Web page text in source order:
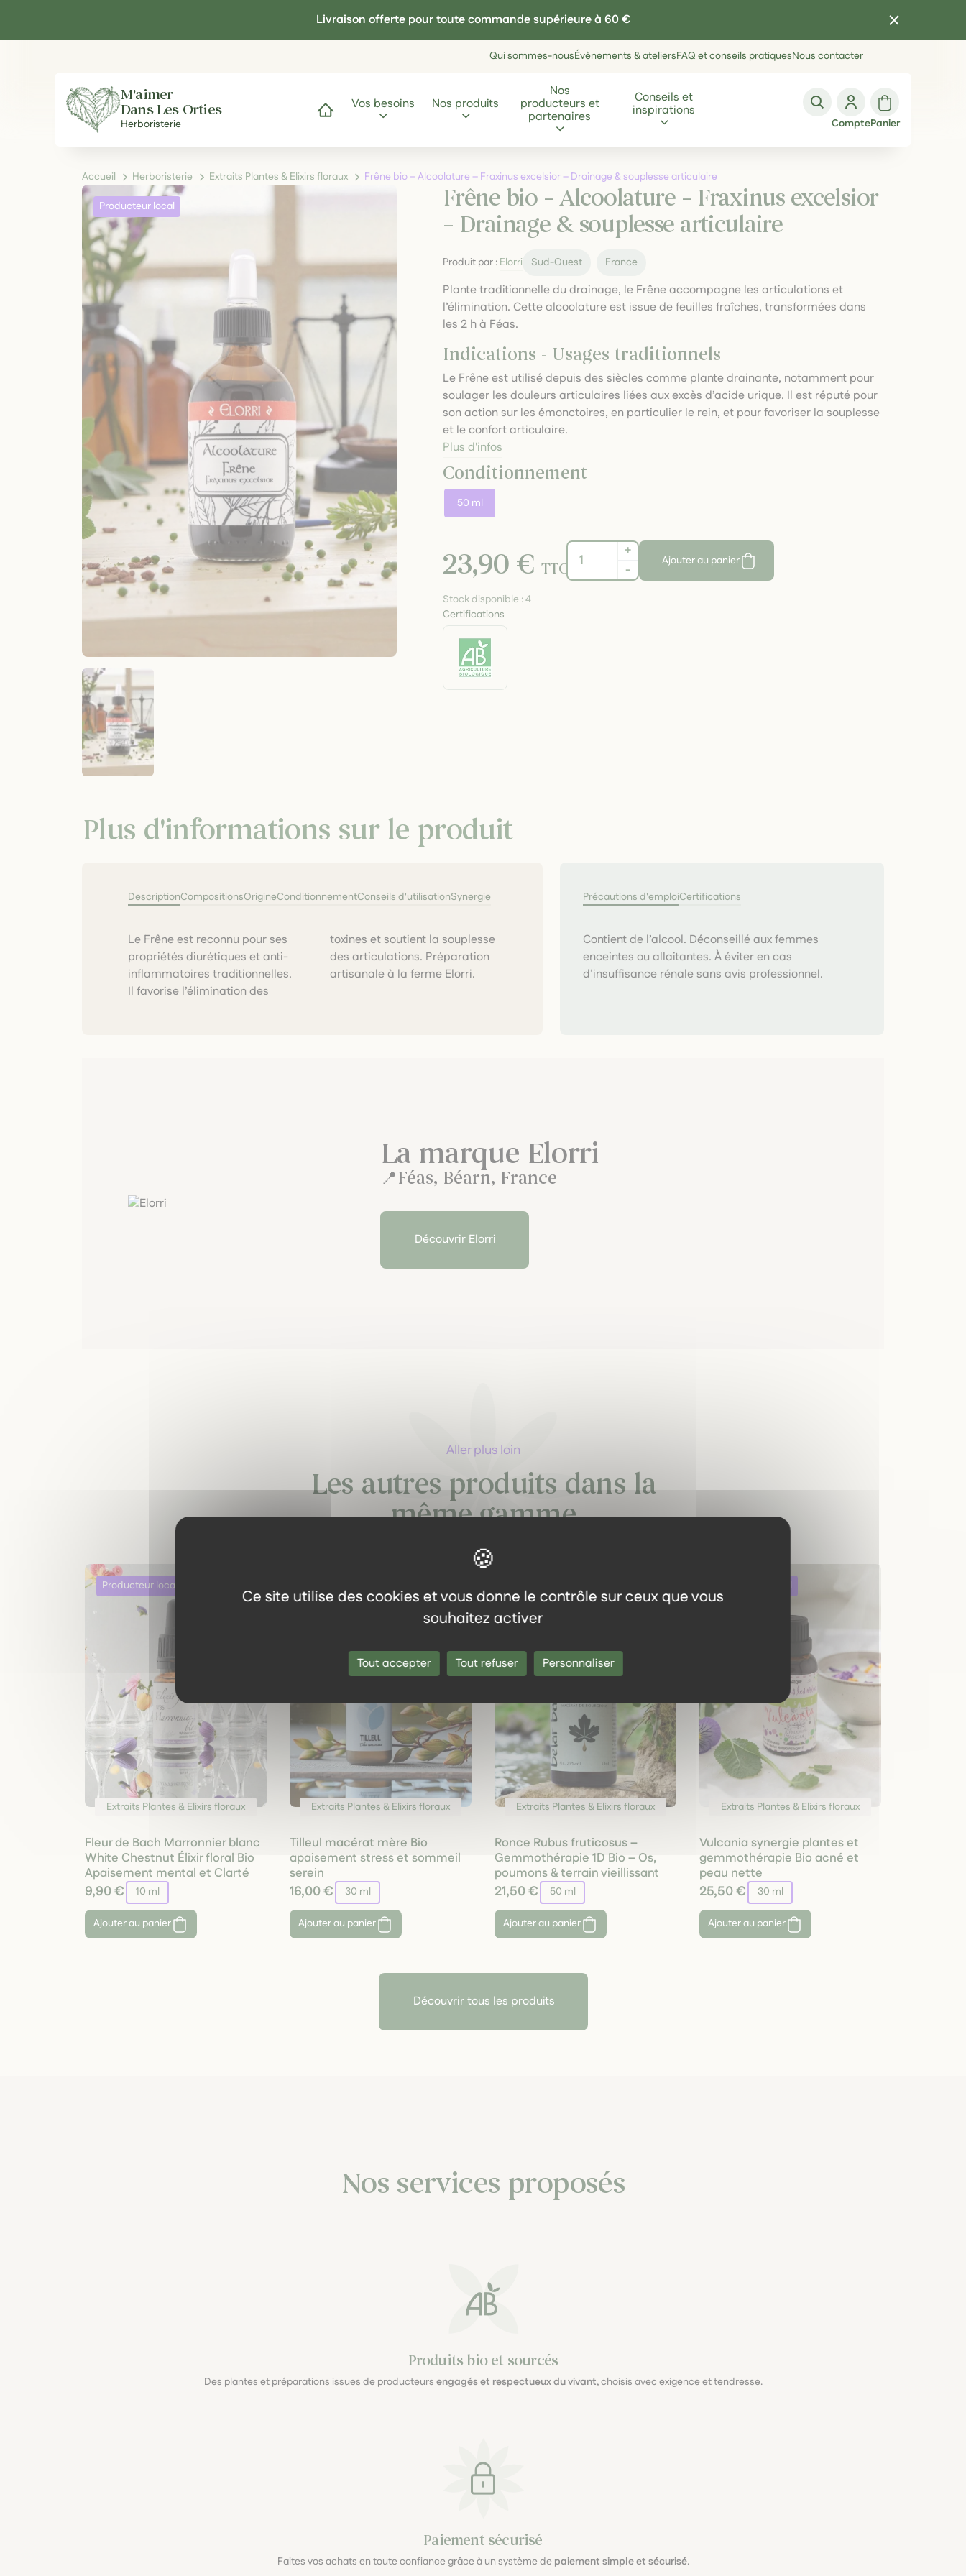
Ce site utilise des cookies et vous donne le contrôle sur ceux que vous
souhaitez activer
Tout accepter Tout refuser Personnaliser
Livraison offerte pour toute commande supérieure à 60 €
Qui sommes-nousÉvènements & ateliersFAQ et conseils pratiquesNous contacter
M'aimer
Dans Les Orties
Herboristerie
Accueil
Vos besoins Nos produits
Nos
producteurs et
partenaires
Conseils et
inspirations
ComptePanier
Accueil Herboristerie Extraits Plantes & Elixirs floraux Frêne bio – Alcoolature – Fraxinus excelsior – Drainage & souplesse articulaire
Frêne bio – Alcoolature – Fraxinus excelsior
– Drainage & souplesse articulaire
Produit par : Elorri Sud-Ouest France
Plante traditionnelle du drainage, le Frêne accompagne les articulations et
l’élimination. Cette alcoolature est issue de feuilles fraîches, transformées dans
les 2 h à Féas.
Indications - Usages traditionnels
Le Frêne est utilisé depuis des siècles comme plante drainante, notamment pour
soulager les douleurs articulaires liées aux excès d’acide urique. Il est réputé pour
son action sur les émonctoires, en particulier le rein, et pour favoriser la souplesse
et le confort articulaire.
Plus d'infos
Conditionnement
50 ml
23,90 € TTC
+
-
Ajouter au panier
Stock disponible :4
Certifications
Plus d'informations sur le produit
DescriptionCompositionsOrigineConditionnementConseils d'utilisationSynergie
Le Frêne est reconnu pour ses
propriétés diurétiques et anti-
inflammatoires traditionnelles.
Il favorise l’élimination des
toxines et soutient la souplesse
des articulations. Préparation
artisanale à la ferme Elorri.
Précautions d'emploiCertifications
Contient de l’alcool. Déconseillé aux femmes
enceintes ou allaitantes. À éviter en cas
d’insuffisance rénale sans avis professionnel.
La marque Elorri
Féas, Béarn, France
Découvrir Elorri
Aller plus loin
Les autres produits dans la
même gamme
Extraits Plantes & Elixirs floraux
Fleur de Bach Marronnier blanc
White Chestnut Élixir floral Bio
Apaisement mental et Clarté
9,90 € 10 ml
Ajouter au panier
Extraits Plantes & Elixirs floraux
Tilleul macérat mère Bio
apaisement stress et sommeil
serein
16,00 € 30 ml
Ajouter au panier
Extraits Plantes & Elixirs floraux
Ronce Rubus fruticosus –
Gemmothérapie 1D Bio – Os,
poumons & terrain vieillissant
21,50 € 50 ml
Ajouter au panier
Extraits Plantes & Elixirs floraux
Vulcania synergie plantes et
gemmothérapie Bio acné et
peau nette
25,50 € 30 ml
Ajouter au panier
Découvrir tous les produits
Nos services proposés
Produits bio et sourcés
Des plantes et préparations issues de producteurs engagés et respectueux du vivant, choisis avec exigence et tendresse.
Paiement sécurisé
Faites vos achats en toute confiance grâce à un système de paiement simple et sécurisé.